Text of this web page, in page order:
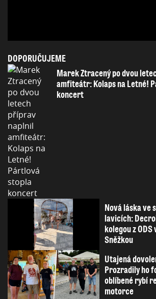
DOPORUČUJEME
Marek Ztracený po dvou
amfiteátr: Kolaps na Letné!
koncert
Nová láska ve
lavicích:
kolegou z ODS
Sněžkou
Utajená
Prozradily ho
oblíbené rybí
motorce